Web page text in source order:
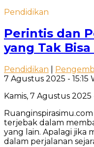
Pendidikan
Perintis dan
yang Tak
Pendidikan
7 Agustus 2025 - 15:15
Kamis, 7 Agustus 2025
terjebak dalam
yang lain. Apalagi
dalam perjalanan